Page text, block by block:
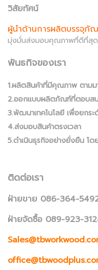
วิสัยทัศน์
ผู้นำด้านการผลิตบรรจุภั
มุ่งมั่นส่งมอบคุณภาพที่ดีที่สุ
พันธกิจของเรา
1.ผลิตสินค้าที่มีคุณภาพ ตา
2.ออกแบบผลิตภัณฑ์ที่ตอบส
3.พัฒนาเทคโนโลยี เพื่อยกร
4.ส่งมอบสินค้าตรงเวลา
5.ดำเนินธุรกิจอย่างยั่งยืน โ
ติดต่อเรา
ฝ่ายขาย 086-364-
ฝ่ายจัดซื้อ 089-923-